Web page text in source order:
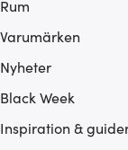
Rum
Varumärken
Nyheter
Black Week
Inspiration &